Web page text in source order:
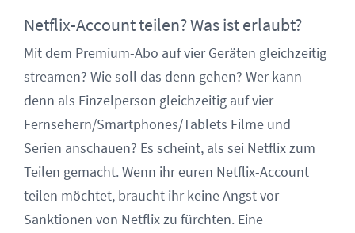
Netflix-Account teilen? Was ist erlaubt?
Mit dem Premium-Abo auf vier Geräten gleichzeitig
streamen? Wie soll das denn gehen? Wer kann
denn als Einzelperson gleichzeitig auf vier
Fernsehern/Smartphones/Tablets Filme und
Serien anschauen? Es scheint, als sei Netflix zum
Teilen gemacht. Wenn ihr euren Netflix-Account
teilen möchtet, braucht ihr keine Angst vor
Sanktionen von Netflix zu fürchten. Eine